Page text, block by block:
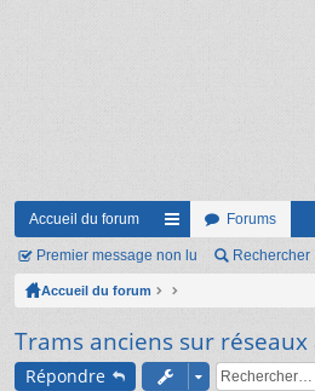
Accueil du forum
ac
co
ci
Forums
Premier message non lu Rechercher
Accueil du forum
Trams anciens sur réseaux
Répondre